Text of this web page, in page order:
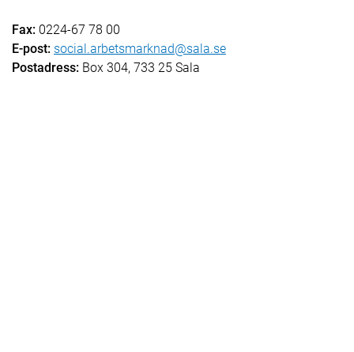
Fax: 0224-67 78 00
E-post: social.arbetsmarknad@sala.se
Postadress: Box 304, 733 25 Sala